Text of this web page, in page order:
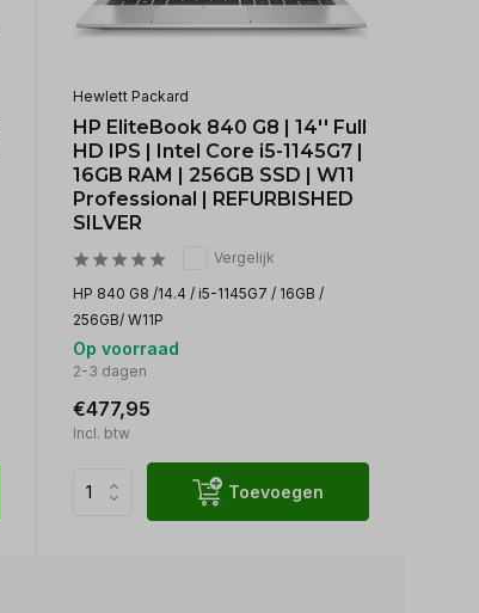
Hewlett Packard
HP EliteBook 840 G8 | 14'' Full
HD IPS | Intel Core i5-1145G7 |
16GB RAM | 256GB SSD | W11
Professional | REFURBISHED
SILVER
Vergelijk
HP 840 G8 /14.4 / i5-1145G7 / 16GB /
256GB/ W11P
Op voorraad
2-3 dagen
€477,95
Incl. btw
Toevoegen